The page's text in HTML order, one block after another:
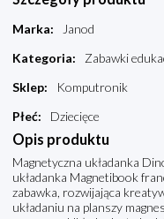
Marka:
Janod
Kategoria:
Zabawki
Sklep:
Komputronik
Płeć: Dziecięce
Opis produktu
Magnetyczna układanka
układanka Magnetibook
zabawka, rozwijająca
układaniu na planszy